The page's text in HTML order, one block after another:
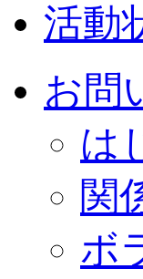
活動
お問
は
関
ボ